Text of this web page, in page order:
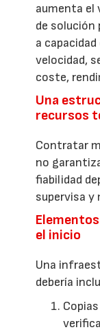
aumenta el
de solución
a
velocidad,
coste,
Una
recursos
Contratar
no
fiabilidad
supervisa y
el inicio
Una
debería